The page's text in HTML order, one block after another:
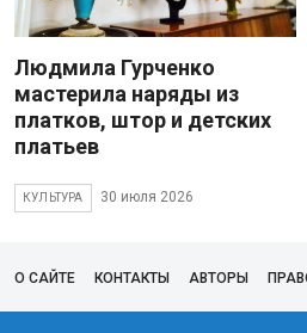
Людмила Гурченко
мастерила наряды из
платков, штор и детских
платьев
КУЛЬТУРА 30 июля 2026
О САЙТЕ КОНТАКТЫ АВТОРЫ